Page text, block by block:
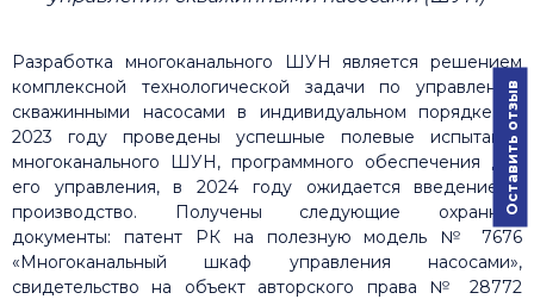
Разработка многоканального ШУН является решением
комплексной технологической задачи по управлению
скважинными насосами в индивидуальном порядке. В
2023 году проведены успешные полевые испытания
многоканального ШУН, программного обеспечения для
его управления, в 2024 году ожидается введение в
производство. Получены следующие охранные
документы: патент РК на полезную модель № 7676
«Многоканальный шкаф управления насосами»,
свидетельство на объект авторского права № 28772
Оставить отзыв